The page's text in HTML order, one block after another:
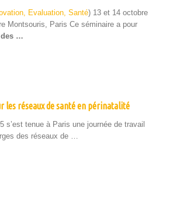
Eval­u­a­tion, San­té) 13 et 14 octo­bre
Montsouris, Paris Ce sémi­naire a pour
des …
les réseaux de santé en périnatalité
s’est tenue à Paris une journée de tra­vail
des réseaux de …